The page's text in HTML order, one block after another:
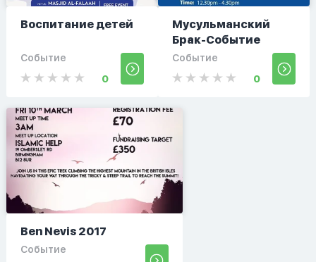
Воспитание детей
Событие
0
Мусульманский
Брак-Событие
Событие
0
Ben Nevis 2017
Событие